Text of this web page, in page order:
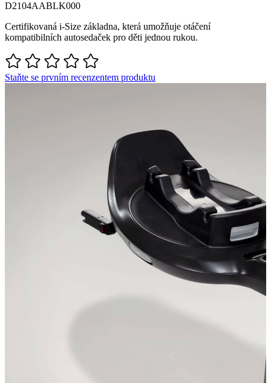
D2104AABLK000
Certifikovaná i-Size základna, která umožňuje otáčení
kompatibilních autosedaček pro děti jednou rukou.
Staňte se prvním recenzentem produktu